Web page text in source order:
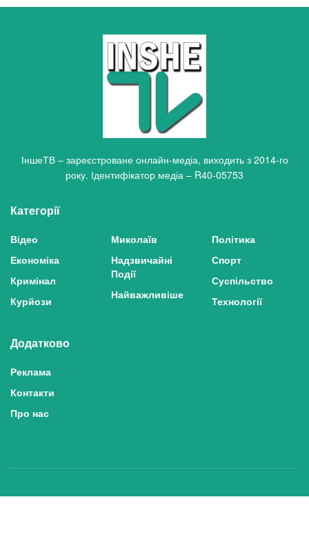
ІншеТВ – зареєстроване онлайн-медіа, виходить з 2014-го
року. Ідентифікатор медіа – R40-05753
Категорії
Відео
Економіка
Кримінал
Курйози
Миколаїв
Надзвичайні
Події
Найважливіше
Політика
Спорт
Суспільство
Технології
Додатково
Реклама
Контакти
Про нас
Політика конфіденційності та захисту персональних даних